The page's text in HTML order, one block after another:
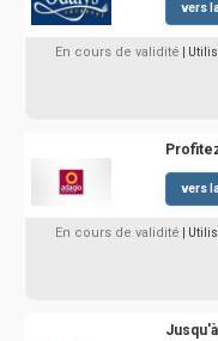
vers
En cours de validité |
vers
En cours de validité |